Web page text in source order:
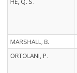
MARSHALL, B.
ORTOLANI, P.